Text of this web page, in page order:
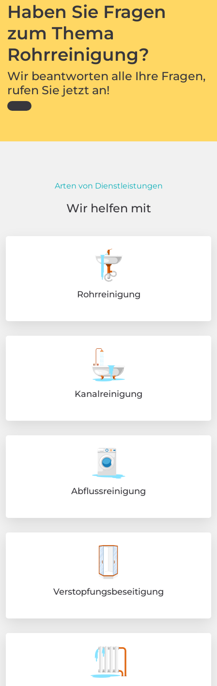
Haben Sie Fragen
zum Thema
Rohrreinigung?
Wir beantworten alle Ihre Fragen,
rufen Sie jetzt an!
Arten von Dienstleistungen
Wir helfen mit
Rohrreinigung
Kanalreinigung
Abflussreinigung
Verstopfungsbeseitigung